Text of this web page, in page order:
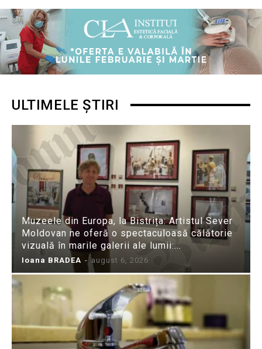
ULTIMELE ȘTIRI
Muzeele din Europa, la Bistrița: Artistul Sever
Moldovan ne oferă o spectaculoasă călătorie
vizuală în marile galerii ale lumii:...
Ioana BRADEA - august 6, 2026